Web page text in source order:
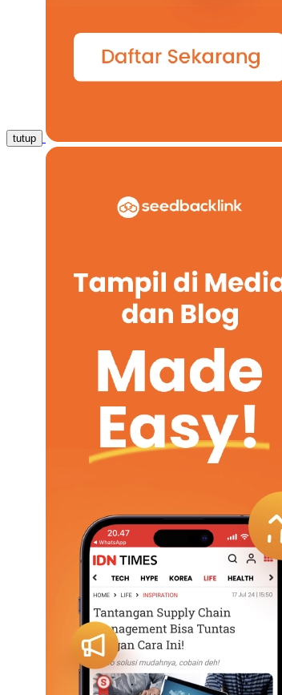
tutup